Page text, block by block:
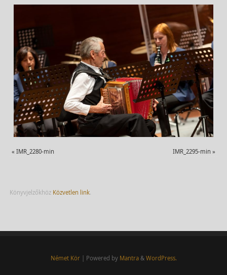
« IMR_2280-min IMR_2295-min »
Könyvjelzőkhöz Közvetlen link.
Német Kör| Powered by Mantra& WordPress.